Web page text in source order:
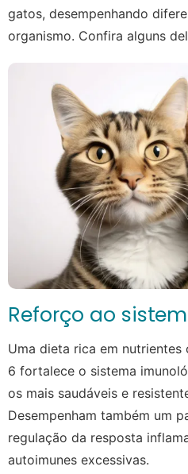
gatos, desempenhando
organismo. Confira alguns
Reforço ao
Uma dieta rica em
6 fortalece o sistema
os mais saudáveis e
Desempenham também um
regulação da resposta
autoimunes excessivas.